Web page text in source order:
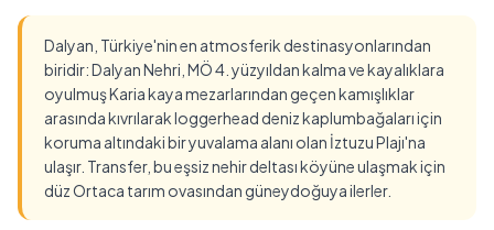
Dalyan, Türkiye'nin en atmosferik destinasyonlarından
biridir: Dalyan Nehri, MÖ 4. yüzyıldan kalma ve kayalıklara
oyulmuş Karia kaya mezarlarından geçen kamışlıklar
arasında kıvrılarak loggerhead deniz kaplumbağaları için
koruma altındaki bir yuvalama alanı olan İztuzu Plajı'na
ulaşır. Transfer, bu eşsiz nehir deltası köyüne ulaşmak için
düz Ortaca tarım ovasından güneydoğuya ilerler.